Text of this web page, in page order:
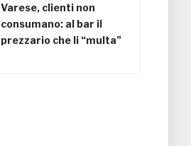
Varese, clienti non
consumano: al bar il
prezzario che li “multa”